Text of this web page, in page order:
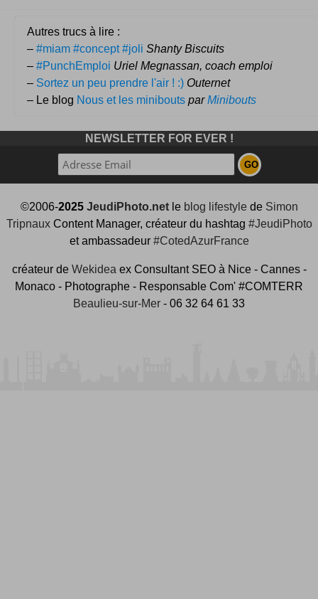
Autres trucs à lire :
– #miam #concept #joli Shanty Biscuits
– #PunchEmploi Uriel Megnassan, coach emploi
– Sortez un peu prendre l'air ! :) Outernet
– Le blog Nous et les minibouts parMinibouts
NEWSLETTER FOR EVER !
©2006-2025 JeudiPhoto.netle blog lifestylede Simon
TripnauxContent Manager, créateur du hashtag #JeudiPhoto
et ambassadeur #CotedAzurFrance
créateur de Wekidea ex Consultant SEO à Nice - Cannes -
Monaco - Photographe - Responsable Com' #COMTERR
Beaulieu-sur-Mer - 06 32 64 61 33